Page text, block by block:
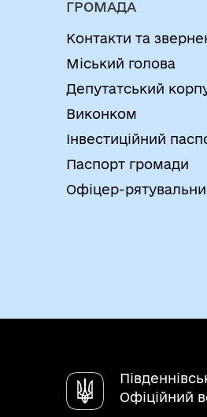
ГРОМАДА
Контакти та
Міський голова
Депутатський
Виконком
Інвестиційний
Паспорт громади
Офіцер-
Офіційний